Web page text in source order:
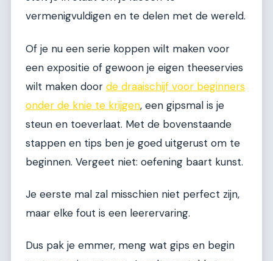
vermenigvuldigen en te delen met de wereld.
Of je nu een serie koppen wilt maken voor
een expositie of gewoon je eigen theeservies
wilt maken door de draaischijf voor beginners
onder de knie te krijgen, een gipsmal is je
steun en toeverlaat. Met de bovenstaande
stappen en tips ben je goed uitgerust om te
beginnen. Vergeet niet: oefening baart kunst.
Je eerste mal zal misschien niet perfect zijn,
maar elke fout is een leerervaring.
Dus pak je emmer, meng wat gips en begin